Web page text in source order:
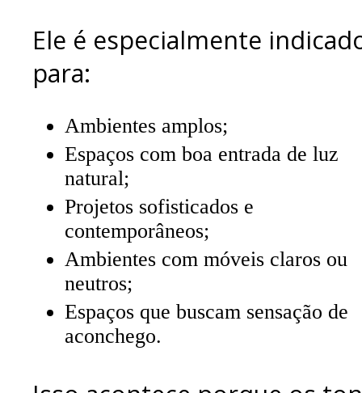
Ele é especialmente
para:
Ambientes amplos;
Espaços com boa entrada de luz
natural;
Projetos sofisticados e
contemporâneos;
Ambientes com móveis claros ou
neutros;
Espaços que buscam sensação de
aconchego.